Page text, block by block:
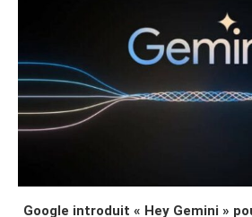
Google introduit « Hey Gemini »